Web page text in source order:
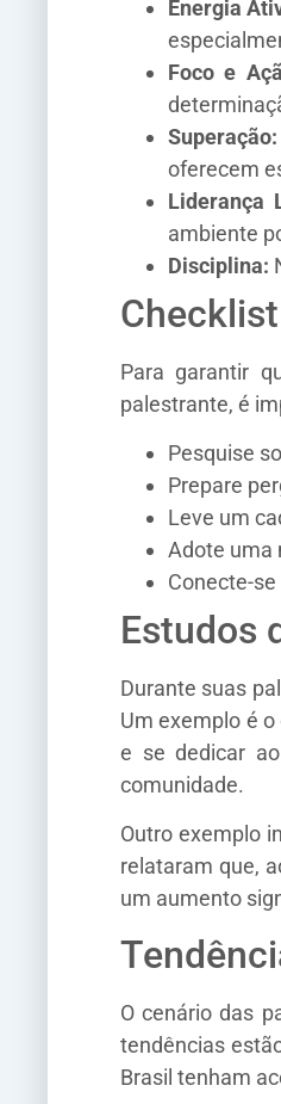
Energia
Foco e
Superação:
oferecem
Liderança
ambiente
Disciplina:
Para garantir
palestrante, é
Pesquise
Prepare
Leve um
Adote uma
Conecte-
Estudos
Durante suas
Um exemplo é
e se dedicar
comunidade.
Outro exemplo
relataram que,
um aumento
O cenário das
tendências
Brasil tenham